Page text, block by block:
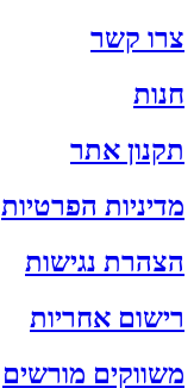
צרו קשר
חנות
תקנון אתר
מדיניות הפרטיות
הצהרת נגישות
רישום אחריות
משווקים מורשים